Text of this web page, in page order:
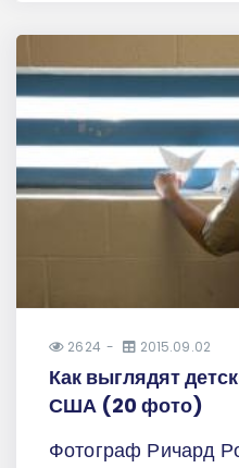
2624 2015.09.02
Как выглядят
США (20 фото)
Фотограф Ричард